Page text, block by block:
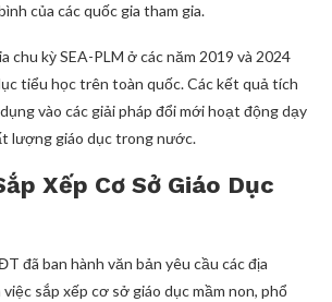
của các quốc gia tham gia.
chu kỳ SEA-PLM ở các năm 2019 và 2024
tiểu học trên toàn quốc. Các kết quả tích
vào các giải pháp đổi mới hoạt động dạy
lượng giáo dục trong nước.
Xếp Cơ Sở Giáo Dục
đã ban hành văn bản yêu cầu các địa
sắp xếp cơ sở giáo dục mầm non, phổ